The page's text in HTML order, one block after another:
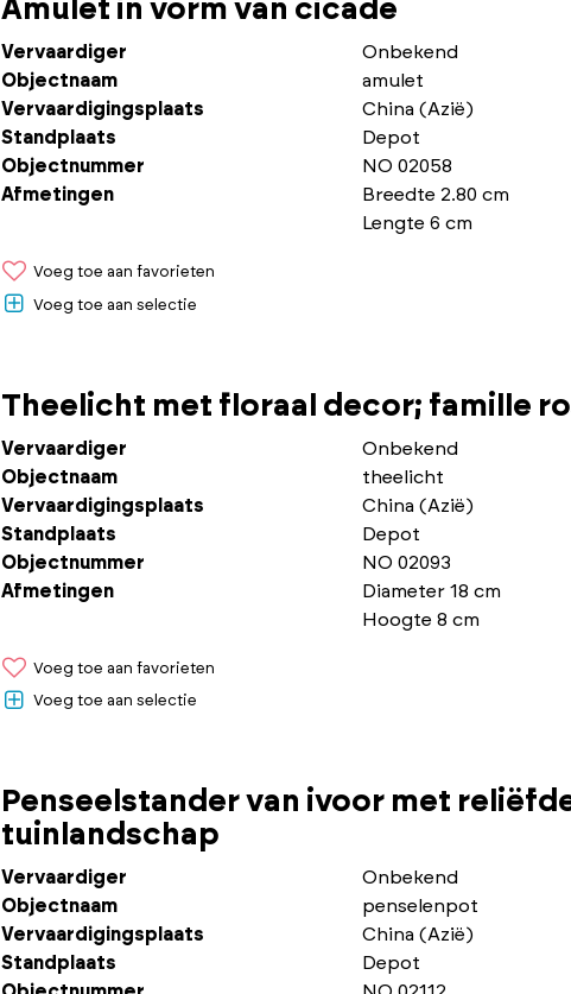
Amulet in vorm van cicade
Vervaardiger
Onbekend
Objectnaam
amulet
Vervaardigingsplaats
China (Azië)
Standplaats
Depot
Objectnummer
NO 02058
Afmetingen
Breedte 2.80 cm
Lengte 6 cm
Voeg toe aan favorieten
Voeg toe aan selectie
Theelicht met floraal decor; famille
Vervaardiger
Onbekend
Objectnaam
theelicht
Vervaardigingsplaats
China (Azië)
Standplaats
Depot
Objectnummer
NO 02093
Afmetingen
Diameter 18 cm
Hoogte 8 cm
Voeg toe aan favorieten
Voeg toe aan selectie
Penseelstander van ivoor met
tuinlandschap
Vervaardiger
Onbekend
Objectnaam
penselenpot
Vervaardigingsplaats
China (Azië)
Standplaats
Depot